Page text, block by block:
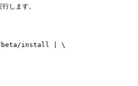
します。
beta/install | \